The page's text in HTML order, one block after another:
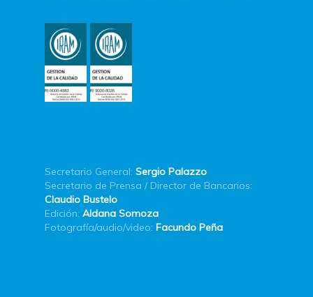
Secretario General: Sergio Palazzo
Secretario de Prensa / Director de Bancarios:
Claudio Bustelo
Edición: Aldana Somoza
Fotografía/audio/video: Facundo Peña